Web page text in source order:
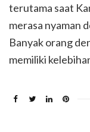
terutama saat
merasa nyaman
Banyak orang
memiliki